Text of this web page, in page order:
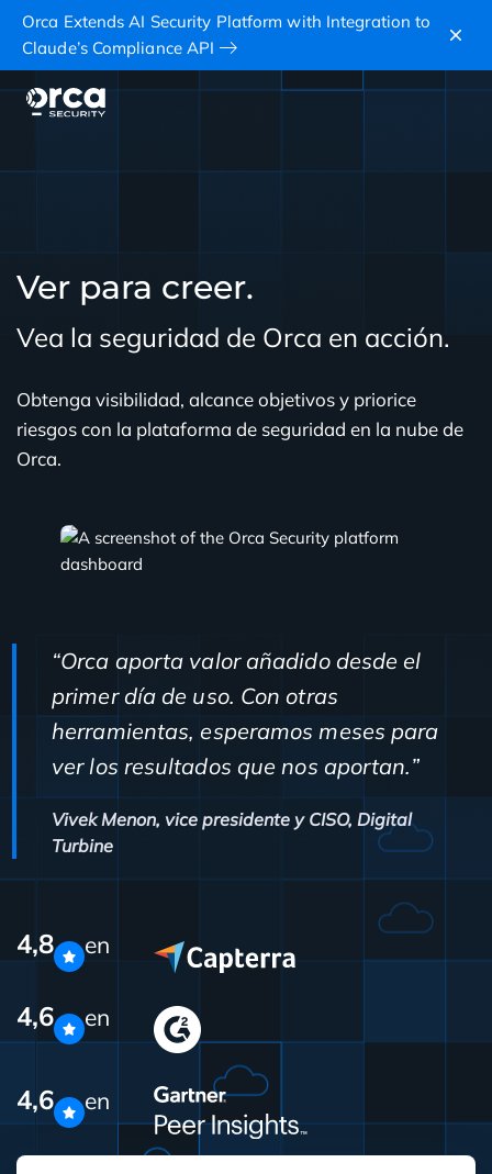
Orca Extends AI Security Platform with Integration to
Claude’s Compliance API
Ver para creer.
Vea la seguridad de Orca en acción.
Obtenga visibilidad, alcance objetivos y priorice
riesgos con la plataforma de seguridad en la nube de
Orca.
“Orca aporta valor añadido desde el
primer día de uso. Con otras
herramientas, esperamos meses para
ver los resultados que nos aportan.”
Vivek Menon, vice presidente y CISO, Digital
Turbine
4,8 en
4,6 en
4,6 en